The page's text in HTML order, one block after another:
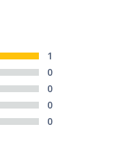
1
0
0
0
0